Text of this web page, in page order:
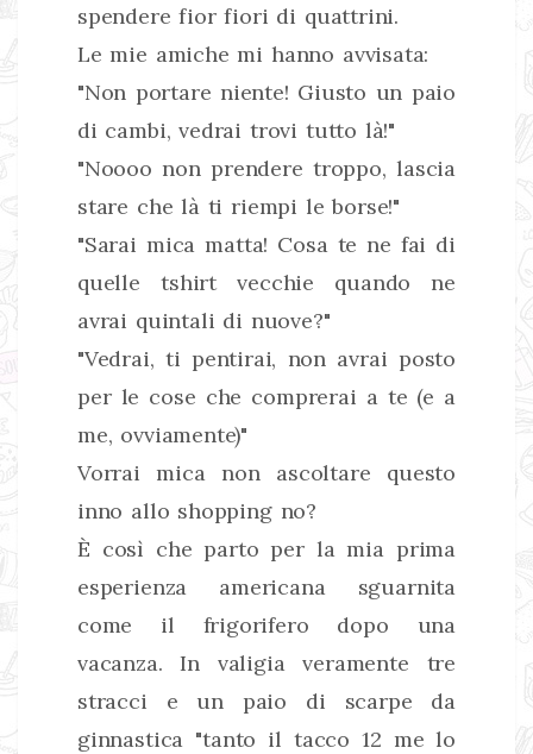
spendere fior fiori di quattrini.
Le mie amiche mi hanno avvisata:
"Non portare niente! Giusto un paio
di cambi, vedrai trovi tutto là!"
"Noooo non prendere troppo, lascia
stare che là ti riempi le borse!"
"Sarai mica matta! Cosa te ne fai di
quelle tshirt vecchie quando ne
avrai quintali di nuove?"
"Vedrai, ti pentirai, non avrai posto
per le cose che comprerai a te (e a
me, ovviamente)"
Vorrai mica non ascoltare questo
inno allo shopping no?
È così che parto per la mia prima
esperienza americana sguarnita
come il frigorifero dopo una
vacanza. In valigia veramente tre
stracci e un paio di scarpe da
ginnastica "tanto il tacco 12 me lo